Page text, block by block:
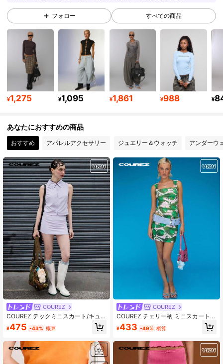
4.79 190K フォロワー
190K フォロワー
4.79 190K フォロワー
4.79 190K フォロワー
4.79 190K フォロワー
4.79 190K フォロワー
4.79 190K フォロワー
フォロー すべての商品
¥1,275 ¥1,095 ¥1,861 ¥988 ¥
あなたにおすすめの商品
おすすめ アパレルアクセサリー ジュエリー＆ウォッチ アンダーウ
COUREZ
COUREZ テックミニスカート/キュ
ートなサマーボトムス Y2Kストリー
トウェア サマースカート ヴィンテー
¥475 -43% 概算
COUREZ
COUREZ チェリー柄 ミニスカート
ロー ライズ /Y2Kサマースカート バ
ケーション ヴィンテージ
¥433 -49% 概算